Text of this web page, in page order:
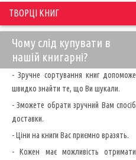
ТВОРЦІ КНИГ
Чому слід купувати в
нашій книгарні?
- Зручне сортування книг допоможе
швидко знайти те, що Ви шукали.
- Зможете обрати зручний Вам спосіб
доставки.
- Ціни на книги Вас приємно вразять.
- Кожен має можливість отримати